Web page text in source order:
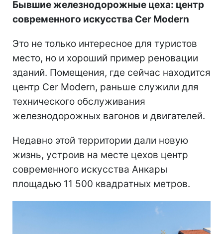
Бывшие железнодорожные цеха: центр
современного искусства Cer Modern
Это не только интересное для туристов
место, но и хороший пример реновации
зданий. Помещения, где сейчас находится
центр Cer Modern, раньше служили для
технического обслуживания
железнодорожных вагонов и двигателей.
Недавно этой территории дали новую
жизнь, устроив на месте цехов центр
современного искусства Анкары
площадью 11 500 квадратных метров.